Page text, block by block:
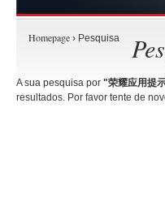
Homepage › Pesquisa
A sua pesquisa por "荣耀应用提
resultados. Por favor tente de